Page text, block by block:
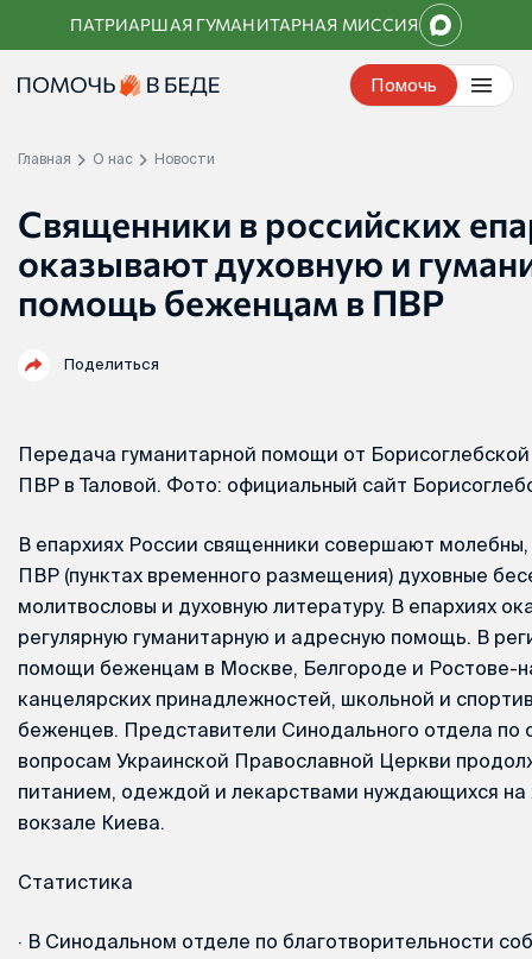
Перейти
к
контенту
ПАТРИАРШАЯ ГУМАНИТАРНАЯ МИССИЯ
Помочь
Главная О нас Новости
Священники в российских
оказывают духовную и
помощь беженцам в ПВР
Поделиться
Передача гуманитарной помощи от
ПВР в Таловой. Фото: официальный сайт
В епархиях России священники совершают молебны,
ПВР (пунктах временного размещения) духовные
молитвословы и духовную литературу. В епархиях
регулярную гуманитарную и адресную помощь. В
помощи беженцам в Москве, Белгороде и Ростове-
канцелярских принадлежностей, школьной и
беженцев. Представители Синодального отдела по
вопросам Украинской Православной Церкви
питанием, одеждой и лекарствами нуждающихся
вокзале Киева.
Статистика
· В Cинодальном отделе по благотворительности